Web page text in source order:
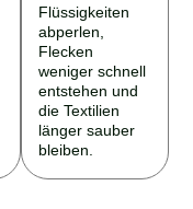
Flüssigkeiten
abperlen,
Flecken
weniger schnell
entstehen und
die Textilien
länger sauber
bleiben.